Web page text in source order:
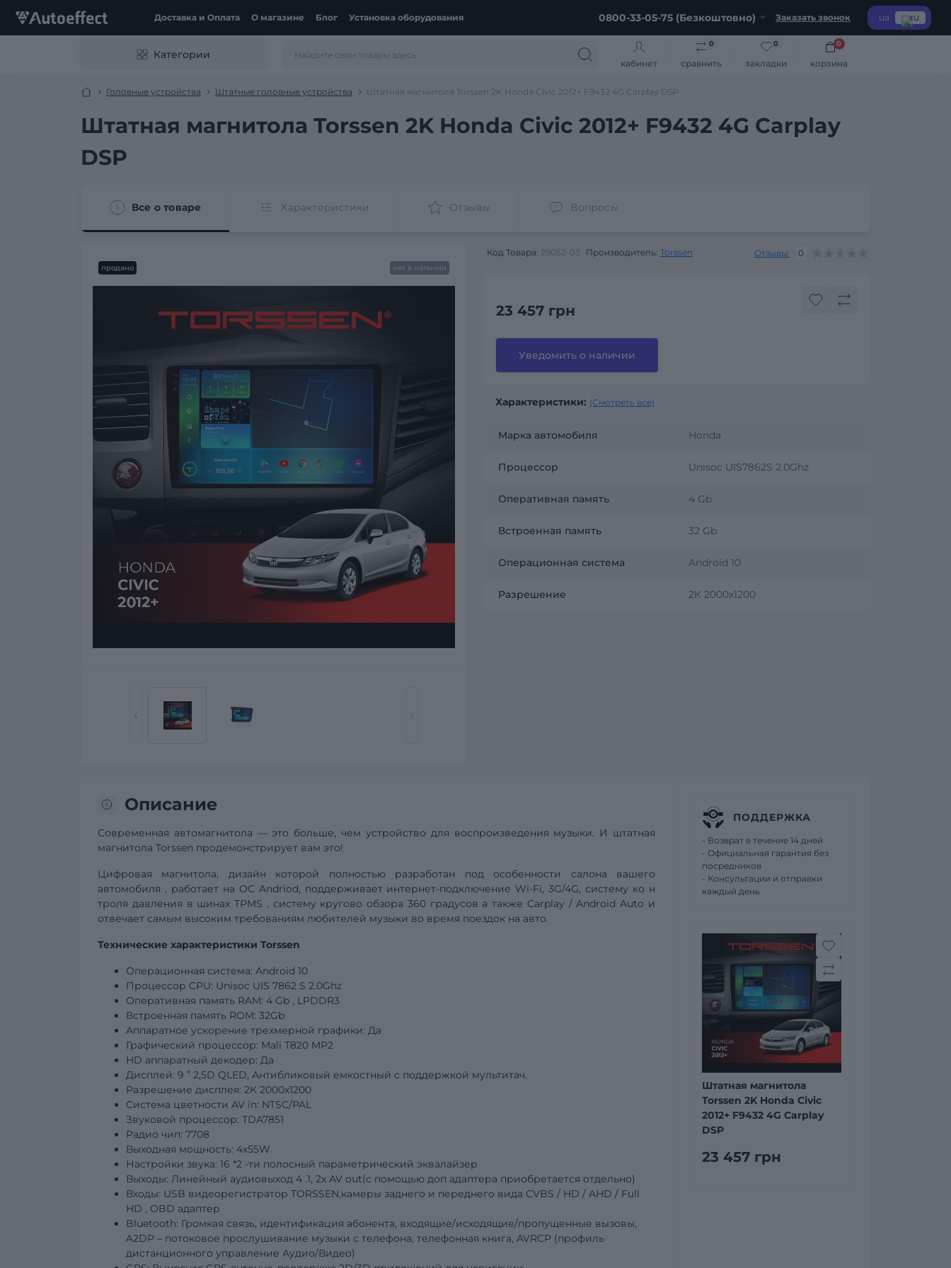
Доставка и Оплата О магазине Блог Установка оборудования 0800-33-05-75 (Безкоштовно) Заказать звонок ua ru
Категории
кабинет сравнить
0
закладки
0
корзина
0
Головные устройства Штатные головные устройства Штатная магнитола Torssen 2K Honda Civic 2012+ F9432 4G Carplay DSP
Штатная магнитола Torssen 2K Honda Civic 2012+ F9432 4G Carplay
DSP
Все о товаре Характеристики Отзывы Вопросы
продано нет в наличии
Код Товара: 29052-03 Производитель: Torssen Отзывы: 0
23 457 грн
Уведомить о наличии
Характеристики: (Смотреть все)
Марка автомобиля Honda
Процессор Unisoc UIS7862S 2.0Ghz
Оперативная память 4 Gb
Встроенная память 32 Gb
Операционная система Android 10
Разрешение 2К 2000x1200
Описание
Современная автомагнитола — это больше, чем устройство для воспроизведения музыки. И штатная
магнитола Torssen продемонстрирует вам это!
Цифровая магнитола, дизайн которой полностью разработан под особенности салона вашего
автомобиля , работает на ОС Andriod, поддерживает интернет-подключение Wi-Fi, 3G/4G, систему ко н
троля давления в шинахTPMS , систему кругово обзора 360 градусов а также Carplay / Android Auto и
отвечает самым высоким требованиям любителей музыки во время поездок на авто.
Технические характеристики Torssen
Операционная система: Android 10
Процессор CPU: Unisoc UIS 7862 S 2.0Ghz
Оперативная память RAM: 4 Gb , LPDDR3
Встроенная память ROM: 32Gb
Аппаратное ускорение трехмерной графики: Да
Графический процессор: Mali T820 MP2
HD аппаратный декодер: Да
Дисплей: 9 ” 2,5D QLED, Антибликовый емкостный с поддержкой мультитач.
Разрешение дисплея: 2К 2000х1200
Система цветности AV in: NTSC/PAL
Звуковой процессор: TDA7851
Радио чип: 7708
Выходная мощность: 4х55W
Настройки звука: 16 *2 -ти полосный параметрический эквалайзер
Выходы: Линейный аудиовыход 4 .1, 2x AV out(с помощью доп адаптера приобретается отдельно)
Входы: USB видеорегистратор TORSSEN,камеры заднего и переднего вида CVBS / HD / AHD / Full
HD , OBD адаптер
Bluetooth: Громкая связь, идентификация абонента, входящие/исходящие/пропущенные вызовы,
A2DP – потоковое прослушивание музыки с телефона, телефонная книга, AVRCP (профиль
дистанционного управление Аудио/Видео)
ПОДДЕРЖКА
- Возврат в течение 14 дней
- Официальная гарантия без
посредников
- Консультации и отправки
каждый день
Штатная магнитола
Torssen 2K Honda Civic
2012+ F9432 4G Carplay
DSP
23 457 грн